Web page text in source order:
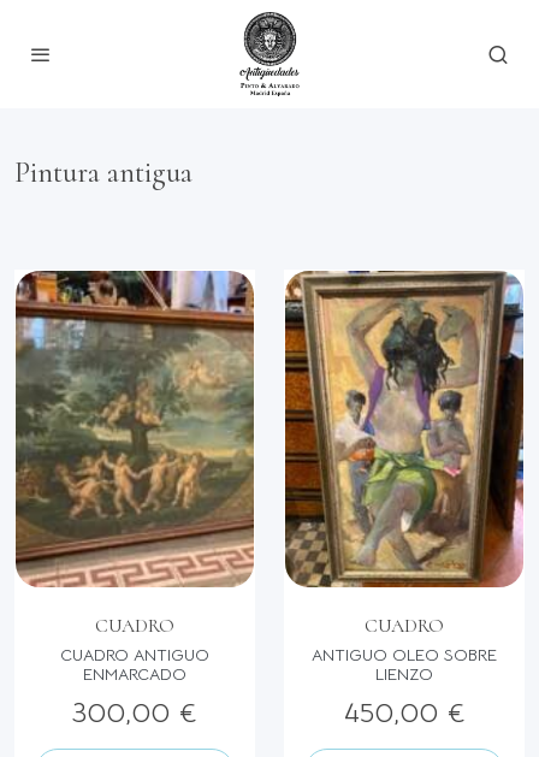
Pintura antigua
CUADRO
CUADRO ANTIGUO
ENMARCADO
300,00 €
CUADRO
ANTIGUO OLEO SOBRE
LIENZO
450,00 €